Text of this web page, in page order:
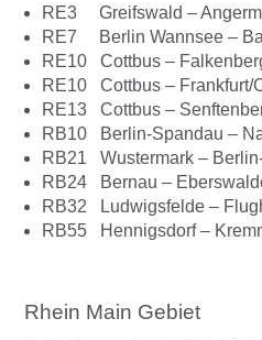
RE3 Greifswald –
RE7 Berlin Wannsee –
RE10 Cottbus –
RE10 Cottbus – Frankfurt/
RE13 Cottbus –
RB10 Berlin-Spandau –
RB21 Wustermark –
RB24 Bernau –
RB32 Ludwigsfelde –
RB55 Hennigsdorf –
Rhein Main Gebiet